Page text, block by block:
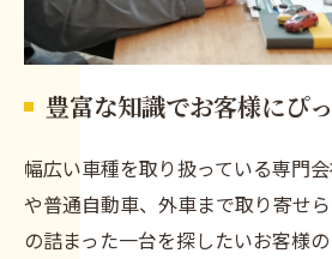
豊富な知識でお客様にぴ
幅広い車種を取り扱っている専門
や普通自動車、外車まで取り寄せ
の詰まった一台を探したいお客様